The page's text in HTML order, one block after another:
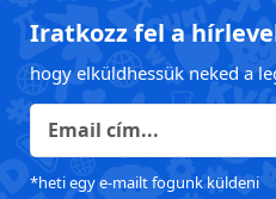
Iratkozz fel a
hogy elküldhessük neked a
*heti egy e-mailt fogunk küldeni